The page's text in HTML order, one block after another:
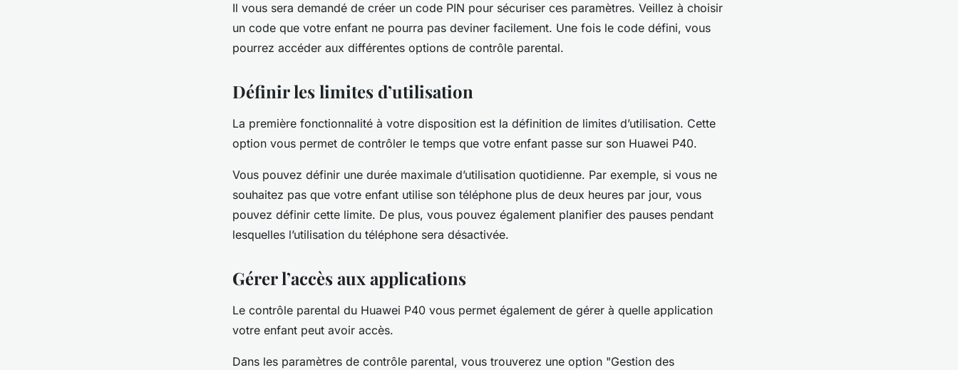
Il vous sera demandé de créer un code PIN pour sécuriser ces paramètres. Veillez à choisir
un code que votre enfant ne pourra pas deviner facilement. Une fois le code défini, vous
pourrez accéder aux différentes options de contrôle parental.
Définir les limites d’utilisation
La première fonctionnalité à votre disposition est la définition de limites d’utilisation. Cette
option vous permet de contrôler le temps que votre enfant passe sur son Huawei P40.
Vous pouvez définir une durée maximale d’utilisation quotidienne. Par exemple, si vous ne
souhaitez pas que votre enfant utilise son téléphone plus de deux heures par jour, vous
pouvez définir cette limite. De plus, vous pouvez également planifier des pauses pendant
lesquelles l’utilisation du téléphone sera désactivée.
Gérer l’accès aux applications
Le contrôle parental du Huawei P40 vous permet également de gérer à quelle application
votre enfant peut avoir accès.
Dans les paramètres de contrôle parental, vous trouverez une option "Gestion des